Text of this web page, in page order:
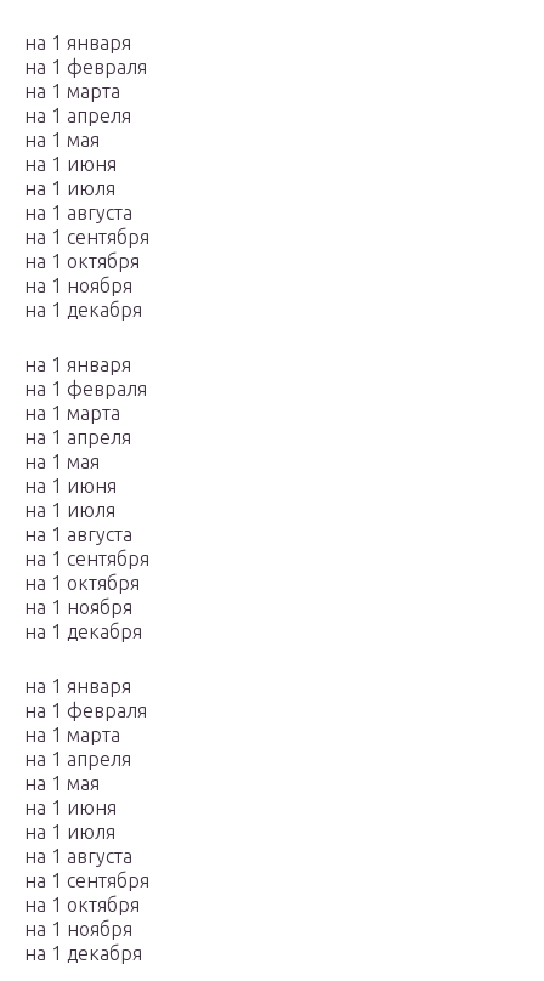
на 1 января
на 1 февраля
на 1 марта
на 1 апреля
на 1 мая
на 1 июня
на 1 июля
на 1 августа
на 1 сентября
на 1 октября
на 1 ноября
на 1 декабря
на 1 января
на 1 февраля
на 1 марта
на 1 апреля
на 1 мая
на 1 июня
на 1 июля
на 1 августа
на 1 сентября
на 1 октября
на 1 ноября
на 1 декабря
на 1 января
на 1 февраля
на 1 марта
на 1 апреля
на 1 мая
на 1 июня
на 1 июля
на 1 августа
на 1 сентября
на 1 октября
на 1 ноября
на 1 декабря